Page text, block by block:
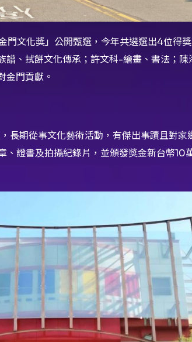
門文化獎」公開甄選，今年共遴選出4位得
、拭餅文化傳承；許文科-繪畫、書法；
金門貢獻。
長期從事文化藝術活動，有傑出事蹟且對家
、證書及拍攝紀錄片，並頒發獎金新台幣10